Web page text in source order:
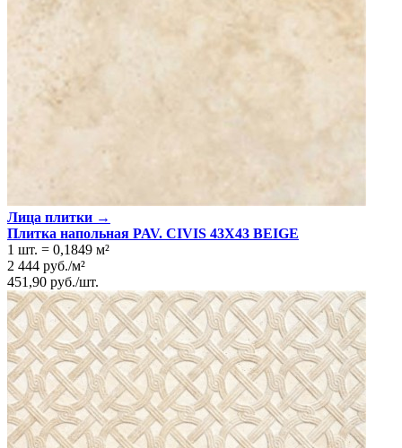
Лица плитки →
Плитка напольная PAV. CIVIS 43X43 BEIGE
1 шт. = 0,1849 м²
2 444 руб./м²
451,90 руб./шт.